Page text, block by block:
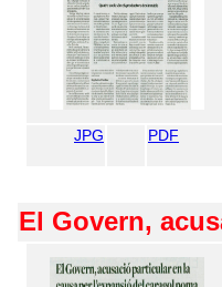
JPG PDF
El Govern,